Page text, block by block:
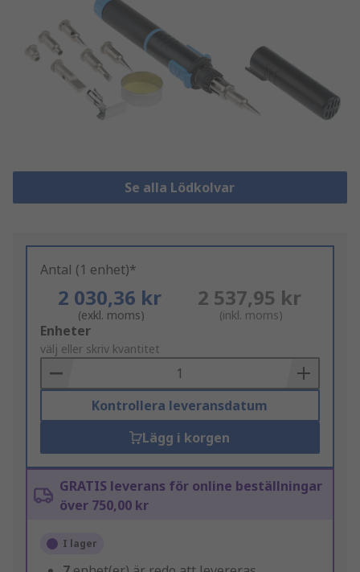
Se alla Lödkolvar
Antal (1 enhet)*
2 030,36 kr
(exkl. moms)
2 537,95 kr
(inkl. moms)
Add
to
Basket
Enheter
välj eller skriv kvantitet
Kontrollera leveransdatum
Lägg i korgen
GRATIS leverans för online beställningar
över 750,00 kr
I lager